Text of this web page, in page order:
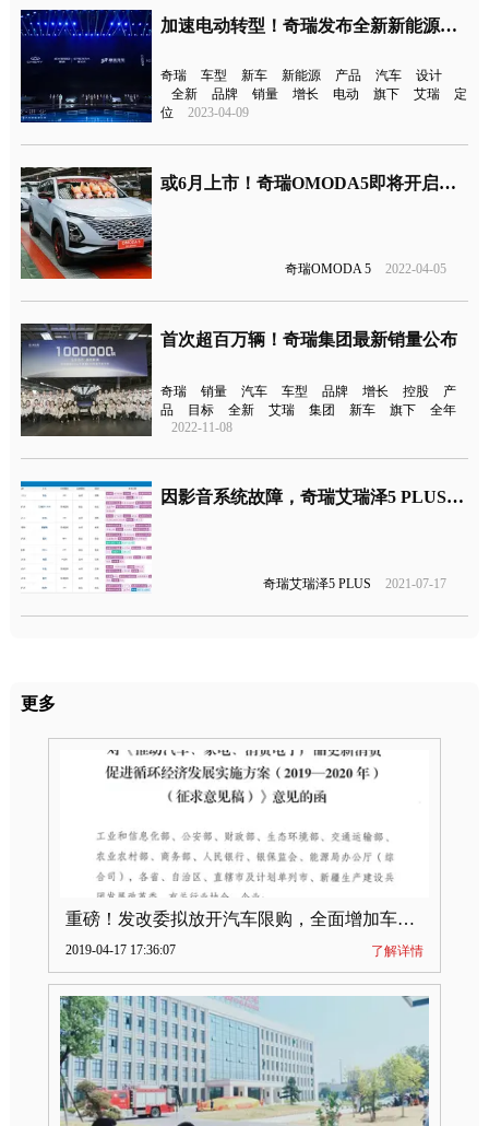
加速电动转型！奇瑞发布全新新能源电动品牌
奇瑞 车型 新车 新能源 产品 汽车
设计
全新
品牌 销量 增长 电动 旗下 艾瑞
定
位
2023-04-09
或6月上市！奇瑞OMODA5即将开启预定
奇瑞OMODA 5 2022-04-05
首次超百万辆！奇瑞集团最新销量公布
奇瑞 销量 汽车 车型 品牌 增长 控股
产
品
目标 全新 艾瑞 集团 新车 旗下
全年
2022-11-08
因影音系统故障，奇瑞艾瑞泽5 PLUS投诉量暴涨
奇瑞艾瑞泽5 PLUS 2021-07-17
更多
重磅！发改委拟放开汽车限购，全面增加车牌指标
2019-04-17 17:36:07 了解详情